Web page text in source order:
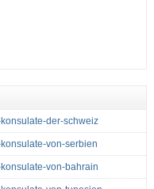
der-schweiz
von-serbien
von-bahrain